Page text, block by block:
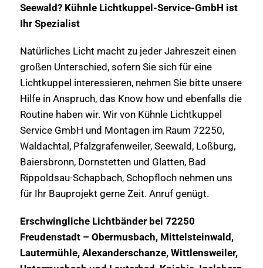
Seewald? Kühnle Lichtkuppel-Service-GmbH ist
Ihr Spezialist
Natürliches Licht macht zu jeder Jahreszeit einen
großen Unterschied, sofern Sie sich für eine
Lichtkuppel interessieren, nehmen Sie bitte unsere
Hilfe in Anspruch, das Know how und ebenfalls die
Routine haben wir. Wir von Kühnle Lichtkuppel
Service GmbH und Montagen im Raum 72250,
Waldachtal, Pfalzgrafenweiler, Seewald, Loßburg,
Baiersbronn, Dornstetten und Glatten, Bad
Rippoldsau-Schapbach, Schopfloch nehmen uns
für Ihr Bauprojekt gerne Zeit. Anruf genügt.
Erschwingliche Lichtbänder bei 72250
Freudenstadt – Obermusbach, Mittelsteinwald,
Lautermühle, Alexanderschanze, Wittlensweiler,